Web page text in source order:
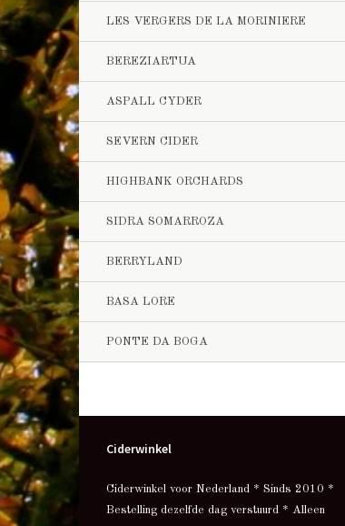
LES VERGERS DE LA MORINIERE
BEREZIARTUA
ASPALL CYDER
SEVERN CIDER
HIGHBANK ORCHARDS
SIDRA SOMARROZA
BERRYLAND
BASA LORE
PONTE DA BOGA
Ciderwinkel
Ciderwinkel voor Nederland * Sinds 2010 *
Bestelling dezelfde dag verstuurd * Alleen